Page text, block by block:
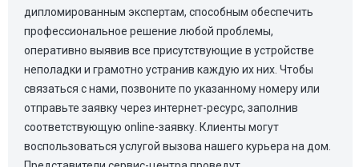
дипломированным экспертам, способным обеспечить
профессиональное решение любой проблемы,
оперативно выявив все присутствующие в устройстве
неполадки и грамотно устранив каждую их них. Чтобы
связаться с нами, позвоните по указанному номеру или
отправьте заявку через интернет-ресурс, заполнив
соответствующую online-заявку. Клиенты могут
воспользоваться услугой вызова нашего курьера на дом.